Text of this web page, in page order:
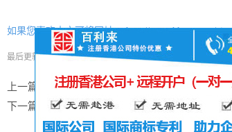
如果您喜欢本文可将网址：http://www.hkgcr.com/
最后更新时间:2016-12-01阅读:181次 分享本文
上一篇： “香港论坛”揭幕 全球商界领袖探索一带一
下一篇： 内地企业租用香港甲级写字楼占比升至一成